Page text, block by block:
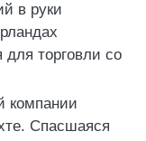
в руки
торговли со
компании
Спасшаяся